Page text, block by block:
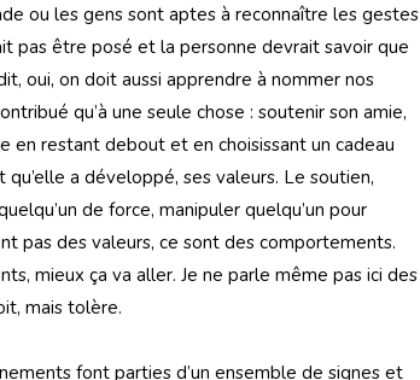
ou les gens sont aptes à reconnaître les gestes
pas être posé et la personne devrait savoir que
oui, on doit aussi apprendre à nommer nos
qu’à une seule chose : soutenir son amie,
en restant debout et en choisissant un cadeau
a développé, ses valeurs. Le soutien,
de force, manipuler quelqu’un pour
pas des valeurs, ce sont des comportements.
mieux ça va aller. Je ne parle même pas ici des
mais tolère.
font parties d’un ensemble de signes et